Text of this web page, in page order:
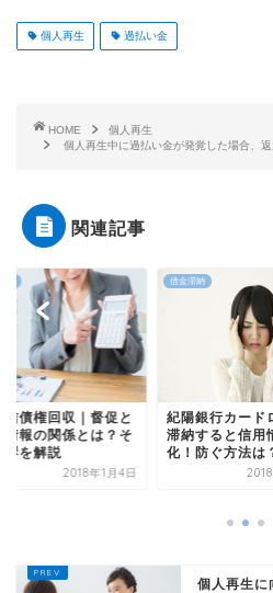
個人再生 過払い金
HOME
個人再生
個人再生中に過払い金が発覚した場合、
関連記事
信債権回収｜督促と
情報の関係とは？そ
響を解説
2018年1月4日
借金滞納
紀陽銀行カード
滞納すると信用
化！防ぐ方法は
個人再生に